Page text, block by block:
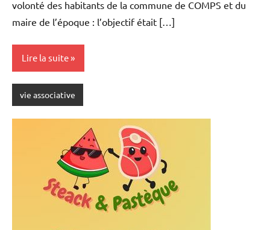
volonté des habitants de la commune de COMPS et du
maire de l’époque : l’objectif était […]
Lire la suite
vie associative